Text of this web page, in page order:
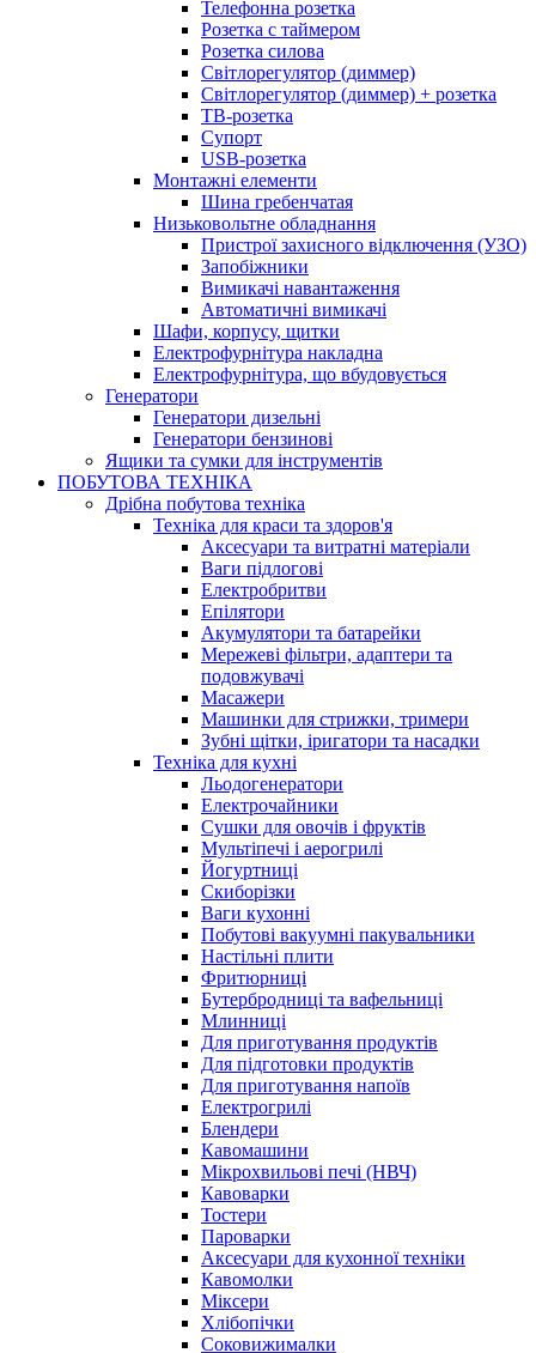
Телефонна розетка
Розетка с таймером
Розетка силова
Світлорегулятор (диммер)
Світлорегулятор (диммер) + розетка
ТВ-розетка
Супорт
USB-розетка
Монтажні елементи
Шина гребенчатая
Низьковольтне обладнання
Пристрої захисного відключення (УЗО)
Запобіжники
Вимикачі навантаження
Автоматичні вимикачі
Шафи, корпусу, щитки
Електрофурнітура накладна
Електрофурнітура, що вбудовується
Генератори
Генератори дизельні
Генератори бензинові
Ящики та сумки для інструментів
ПОБУТОВА ТЕХНІКА
Дрібна побутова техніка
Техніка для краси та здоров'я
Аксесуари та витратні матеріали
Ваги підлогові
Електробритви
Епілятори
Акумулятори та батарейки
Мережеві фільтри, адаптери та
подовжувачі
Масажери
Машинки для стрижки, тримери
Зубні щітки, іригатори та насадки
Техніка для кухні
Льодогенератори
Електрочайники
Сушки для овочів і фруктів
Мультіпечі і аерогрилі
Йогуртниці
Скиборізки
Ваги кухонні
Побутові вакуумні пакувальники
Настільні плити
Фритюрниці
Бутербродниці та вафельниці
Млинниці
Для приготування продуктів
Для підготовки продуктів
Для приготування напоїв
Електрогрилі
Блендери
Кавомашини
Мікрохвильові печі (НВЧ)
Кавоварки
Тостери
Пароварки
Аксесуари для кухонної техніки
Кавомолки
Міксери
Хлібопічки
Соковижималки